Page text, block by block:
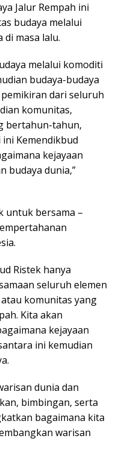
Jalur Rempah ini
budaya melalui
masa lalu.
melalui komoditi
budaya-budaya
dari seluruh
komunitas,
bertahun-tahun,
Kemendikbud
kejayaan
budaya dunia,”
untuk bersama –
Ristek hanya
seluruh elemen
komunitas yang
Kita akan
kejayaan
ini kemudian
dunia dan
bimbingan, serta
bagaimana kita
warisan